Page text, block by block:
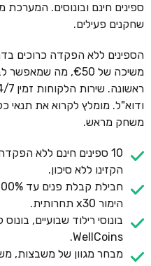
ספינים חינם ובונוסים.
שחקנים פעילים.
משיכה של €50, מה
ודוא"ל. מומלץ לקרוא את תנאי
משחק מראש.
10 ספינים חינם ללא
הקזינו ללא סיכון.
הימור x30 תחרותית.
WellCoins.
מבחר מגוון של משבצות,